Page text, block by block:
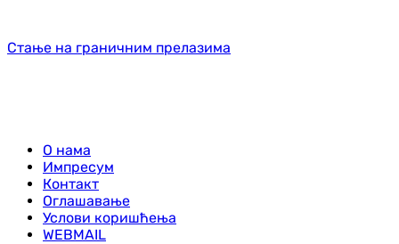
Стање на граничним прелазима
О нама
Импресум
Контакт
Оглашавање
Услови коришћења
WEBMAIL